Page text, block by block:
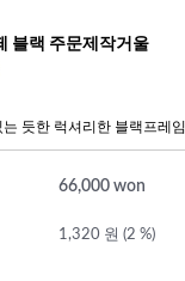
블랙 주문제작거울
듯한 럭셔리한 블랙프레임
66,000 won
1,320 원 (2 %)